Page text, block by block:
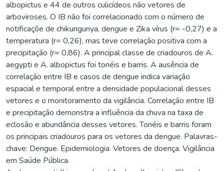
albopictus e 44 de outros culicídeos não vetores de
arboviroses. O IB não foi correlacionado com o número de
notificaçõe de chikungunya, dengue e Zika vírus (r= -0,27) e a
temperatura (r= 0,26), mas teve correlação positiva com a
precipitação (r= 0,86). A principal classe de criadouros de A.
aegypti e A. albopictus foi tonéis e barris. A ausência de
correlação entre IB e casos de dengue indica variação
espacial e temporal entre a densidade populacional desses
vetores e o monitoramento da vigilância. Correlação entre IB
e precipitação demonstra a influência da chuva na taxa de
eclosão e abundância desses vetores. Tonéis e barris foram
os principais criadouros para os vetores da dengue. Palavras-
chave: Dengue. Epidemiologia. Vetores de doença. Vigilância
em Saúde Pública.